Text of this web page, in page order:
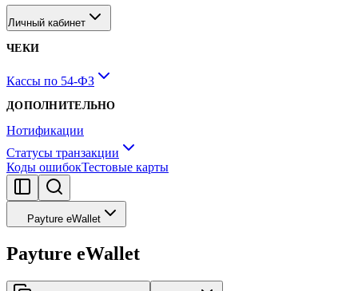
Личный кабинет
ЧЕКИ
Кассы по 54-ФЗ
ДОПОЛНИТЕЛЬНО
Нотификации
Статусы транзакции
Коды ошибокТестовые карты
Payture eWallet
Payture eWallet